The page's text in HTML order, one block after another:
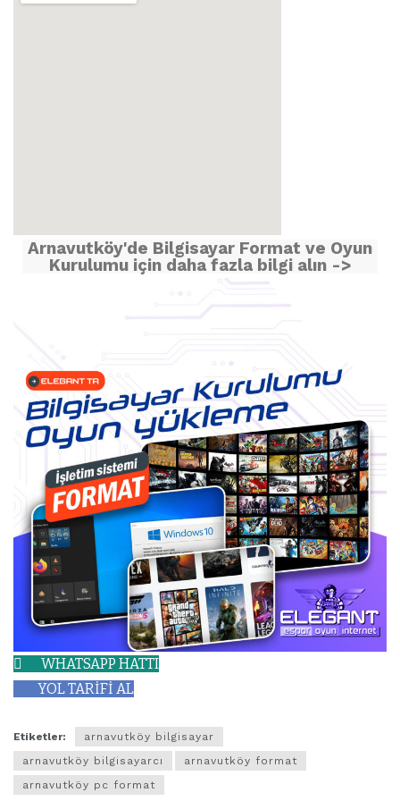
Arnavutköy'de Bilgisayar Format ve Oyun
Kurulumu için daha fazla bilgi alın ->
WHATSAPP HATTI
YOL TARİFİ AL
Etiketler:
arnavutköy bilgisayar
arnavutköy bilgisayarcı
arnavutköy format
arnavutköy pc format